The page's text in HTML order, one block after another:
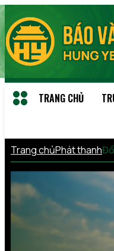
TRANG CHỦ
Trang chủPhát thanh